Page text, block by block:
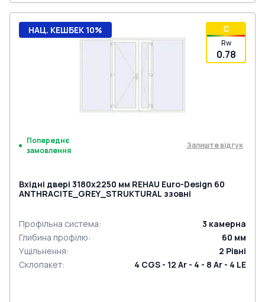
C
Rw
0.78
НАЦ. КЕШБЕК 10%
Попереднє
замовлення
Залиште відгук
Вхідні двері 3180x2250 мм REHAU Euro-Design 60
ANTHRACITE_GREY_STRUKTURAL ззовні
Профільна система: 3 камерна
Глибина профілю: 60 мм
Ущільнення: 2 Рівні
Склопакет: 4 CGS - 12 Ar - 4 - 8 Ar - 4 LE